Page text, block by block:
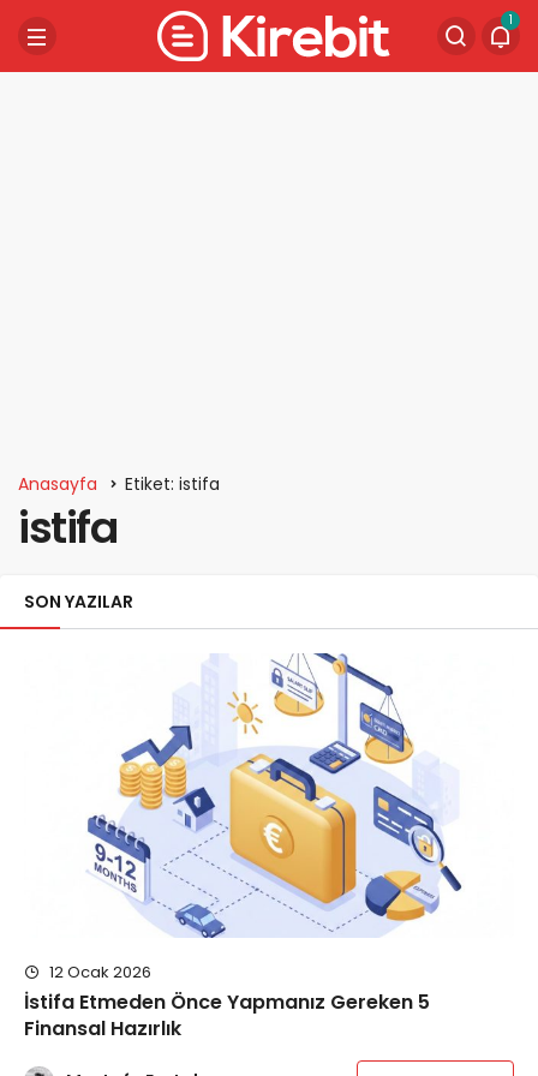
1
Anasayfa Etiket: istifa
istifa
SON YAZILAR
12 Ocak 2026
İstifa Etmeden Önce Yapmanız Gereken 5
Finansal Hazırlık